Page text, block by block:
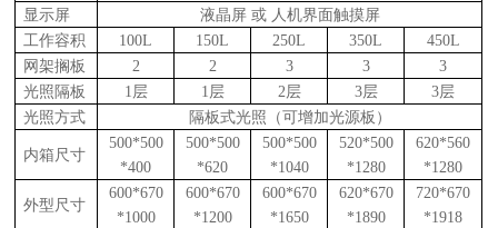
显示屏
液晶屏 或 人机界面触摸屏
工作容积
100L 150L 250L 350L
450L
网架搁板
2 2 3 3
3
光照隔板
1层 1层 2层 3层
3层
光照方式
隔板式光照（可增加光源板）
内箱尺寸
500*500
*400
500*500
*620
500*500
*1040
520*500
*1280
620*560
*1280
外型尺寸
600*670
*1000
600*670
*1200
600*670
*1650
620*670
*1890
720*670
*1918